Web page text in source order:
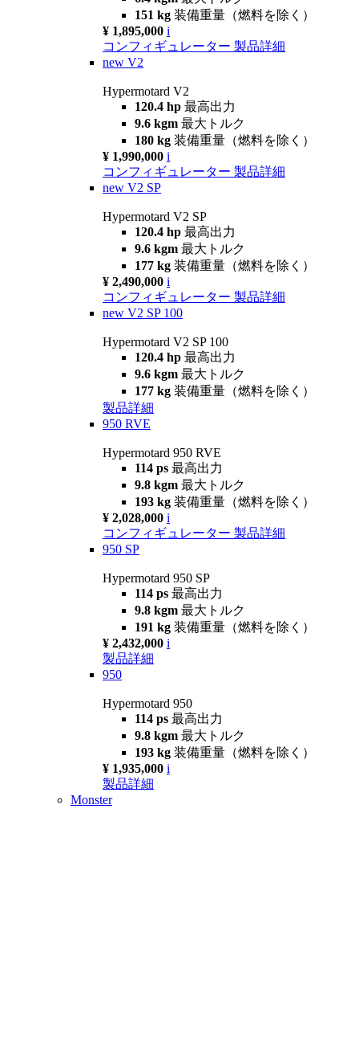
151 kg 装備重量（燃料を除く）
¥ 1,895,000 i
コンフィギュレーター 製品詳細
new V2
Hypermotard V2
120.4 hp 最高出力
9.6 kgm 最大トルク
180 kg 装備重量（燃料を除く）
¥ 1,990,000 i
コンフィギュレーター 製品詳細
new V2 SP
Hypermotard V2 SP
120.4 hp 最高出力
9.6 kgm 最大トルク
177 kg 装備重量（燃料を除く）
¥ 2,490,000 i
コンフィギュレーター 製品詳細
new V2 SP 100
Hypermotard V2 SP 100
120.4 hp 最高出力
9.6 kgm 最大トルク
177 kg 装備重量（燃料を除く）
製品詳細
950 RVE
Hypermotard 950 RVE
114 ps 最高出力
9.8 kgm 最大トルク
193 kg 装備重量（燃料を除く）
¥ 2,028,000 i
コンフィギュレーター 製品詳細
950 SP
Hypermotard 950 SP
114 ps 最高出力
9.8 kgm 最大トルク
191 kg 装備重量（燃料を除く）
¥ 2,432,000 i
製品詳細
950
Hypermotard 950
114 ps 最高出力
9.8 kgm 最大トルク
193 kg 装備重量（燃料を除く）
¥ 1,935,000 i
製品詳細
Monster